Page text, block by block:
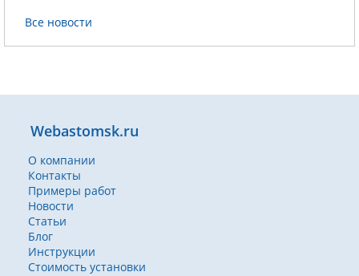
Все новости
Webastomsk.ru
О компании
Контакты
Примеры работ
Новости
Статьи
Блог
Инструкции
Стоимость установки